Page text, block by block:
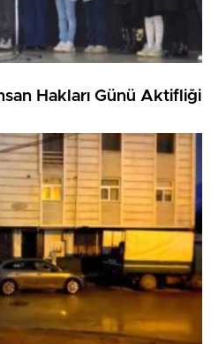
Hakları Günü Aktifliği